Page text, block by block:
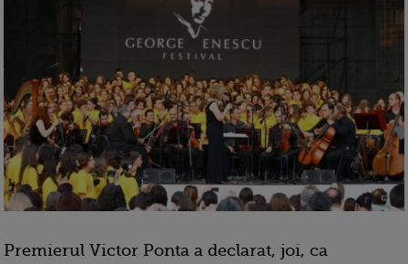
Premierul Victor Ponta a declarat, joi, ca